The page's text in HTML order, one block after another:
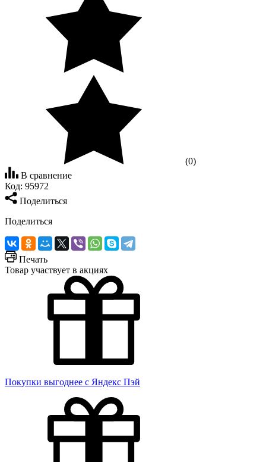
(0)
В сравнение
Код: 95972
Поделиться
Поделиться
Печать
Товар участвует в акциях
Покупки выгоднее с Яндекс Пэй